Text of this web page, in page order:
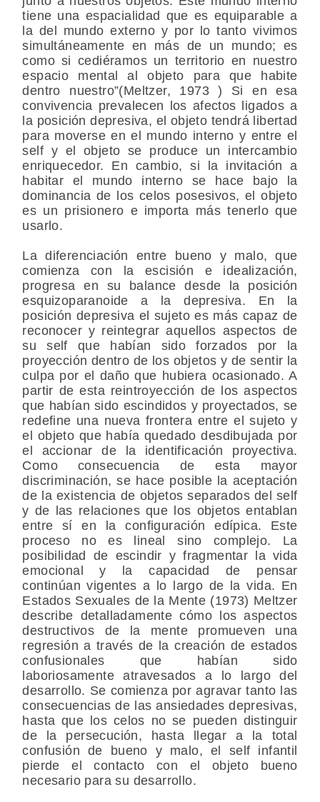
tiene una espacialidad que es equiparable a
la del mundo externo y por lo tanto vivimos
simultáneamente en más de un mundo; es
como si cediéramos un territorio en nuestro
espacio mental al objeto para que habite
dentro nuestro”(Meltzer, 1973 ) Si en esa
convivencia prevalecen los afectos ligados a
la posición depresiva, el objeto tendrá libertad
para moverse en el mundo interno y entre el
self y el objeto se produce un intercambio
enriquecedor. En cambio, si la invitación a
habitar el mundo interno se hace bajo la
dominancia de los celos posesivos, el objeto
es un prisionero e importa más tenerlo que
usarlo.
La diferenciación entre bueno y malo, que
comienza con la escisión e idealización,
progresa en su balance desde la posición
esquizoparanoide a la depresiva. En la
posición depresiva el sujeto es más capaz de
reconocer y reintegrar aquellos aspectos de
su self que habían sido forzados por la
proyección dentro de los objetos y de sentir la
culpa por el daño que hubiera ocasionado. A
partir de esta reintroyección de los aspectos
que habían sido escindidos y proyectados, se
redefine una nueva frontera entre el sujeto y
el objeto que había quedado desdibujada por
el accionar de la identificación proyectiva.
Como consecuencia de esta mayor
discriminación, se hace posible la aceptación
de la existencia de objetos separados del self
y de las relaciones que los objetos entablan
entre sí en la configuración edípica. Este
proceso no es lineal sino complejo. La
posibilidad de escindir y fragmentar la vida
emocional y la capacidad de pensar
continúan vigentes a lo largo de la vida. En
Estados Sexuales de la Mente (1973) Meltzer
describe detalladamente cómo los aspectos
destructivos de la mente promueven una
regresión a través de la creación de estados
confusionales que habían sido
laboriosamente atravesados a lo largo del
desarrollo. Se comienza por agravar tanto las
consecuencias de las ansiedades depresivas,
hasta que los celos no se pueden distinguir
de la persecución, hasta llegar a la total
confusión de bueno y malo, el self infantil
pierde el contacto con el objeto bueno
necesario para su desarrollo.